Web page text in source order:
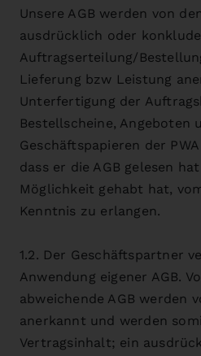
Unsere AGB werden von
ausdrücklich oder
Auftragserteilung/
Lieferung bzw Leistung
Unterfertigung der
Bestellscheine, Angeboten
Geschäftspapieren der
dass er die AGB gelesen
Möglichkeit gehabt hat,
Kenntnis zu erlangen.
1.2. Der Geschäftspartner
Anwendung eigener AGB.
abweichende AGB werden
anerkannt und werden
Vertragsinhalt; ein